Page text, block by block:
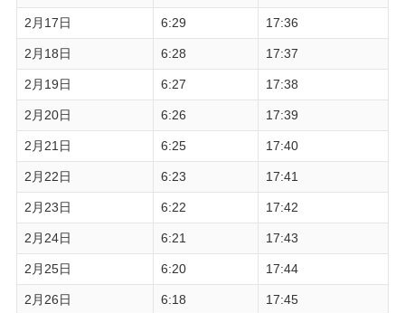
2月17日 6:29 17:36
2月18日 6:28 17:37
2月19日 6:27 17:38
2月20日 6:26 17:39
2月21日 6:25 17:40
2月22日 6:23 17:41
2月23日 6:22 17:42
2月24日 6:21 17:43
2月25日 6:20 17:44
2月26日 6:18 17:45